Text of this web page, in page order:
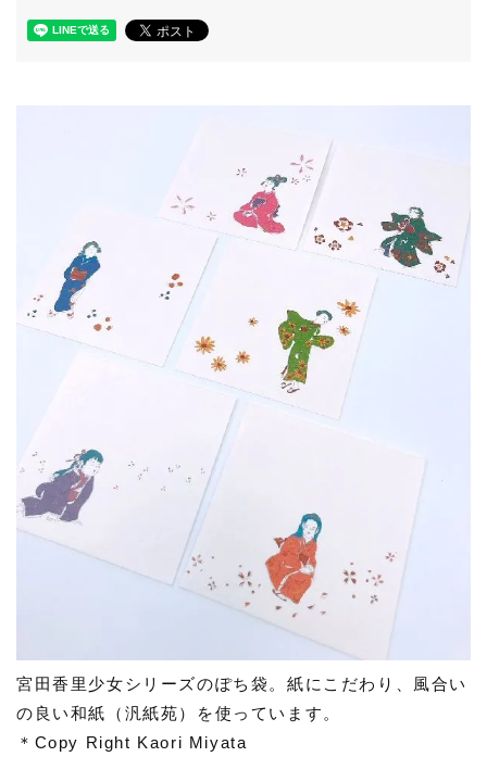
宮田香里少女シリーズのぽち袋。紙にこだわり、風合い
の良い和紙（汎紙苑）を使っています。
＊Copy Right Kaori Miyata